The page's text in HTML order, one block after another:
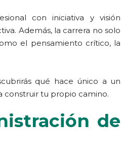
con iniciativa y visión
Además, la carrera no solo
el pensamiento crítico, la
qué hace único a un
construir tu propio camino.
de